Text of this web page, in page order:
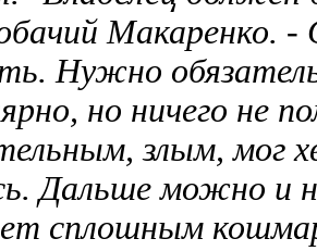
Макаренко. -
Нужно
но ничего не
злым, мог
Дальше можно
сплошным